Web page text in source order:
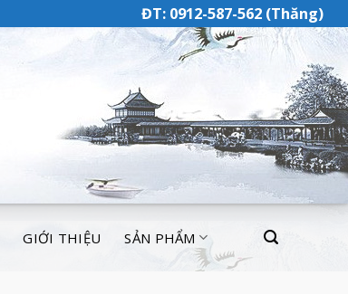
ĐT: 0912-587-562 (Thăng)
GIỚI THIỆU SẢN PHẨM